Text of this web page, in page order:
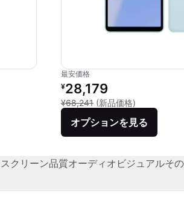
最安価格
リファービッシュ品の価格：
¥28,179
¥68,241 (新品価格)
オプションを見る
スクリーン品質オーディオビジュアルそ